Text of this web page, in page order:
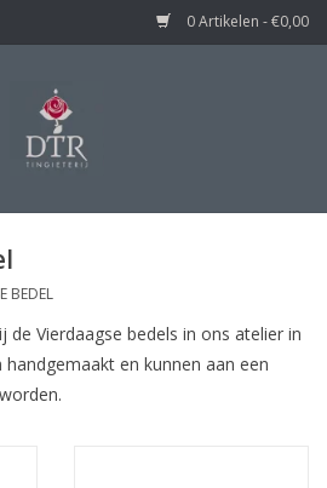
0 Artikelen - €0,00
BEDEL
de Vierdaagse bedels in ons atelier in
en kunnen aan een